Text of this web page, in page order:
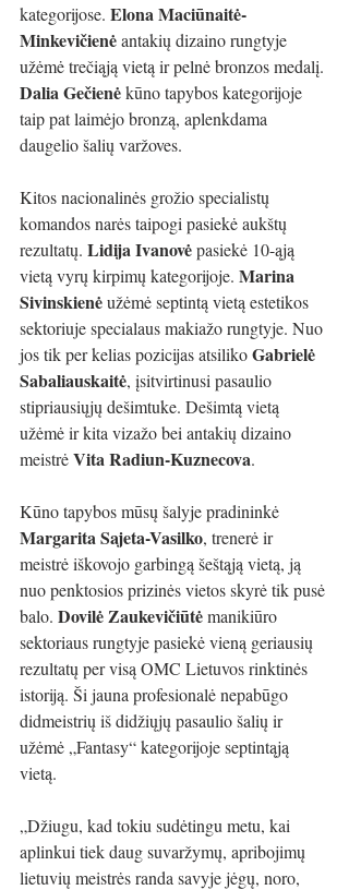
kategorijose. Elona Maciūnaitė-
Minkevičienė antakių dizaino rungtyje
užėmė trečiąją vietą ir pelnė bronzos medalį.
Dalia Gečienė kūno tapybos kategorijoje
taip pat laimėjo bronzą, aplenkdama
daugelio šalių varžoves.
Kitos nacionalinės grožio specialistų
komandos narės taipogi pasiekė aukštų
rezultatų. Lidija Ivanovė pasiekė 10-ąją
vietą vyrų kirpimų kategorijoje. Marina
Sivinskienė užėmė septintą vietą estetikos
sektoriuje specialaus makiažo rungtyje. Nuo
jos tik per kelias pozicijas atsiliko Gabrielė
Sabaliauskaitė, įsitvirtinusi pasaulio
stipriausiųjų dešimtuke. Dešimtą vietą
užėmė ir kita vizažo bei antakių dizaino
meistrė Vita Radiun-Kuznecova.
Kūno tapybos mūsų šalyje pradininkė
Margarita Sajeta-Vasilko, trenerė ir
meistrė iškovojo garbingą šeštąją vietą, ją
nuo penktosios prizinės vietos skyrė tik pusė
balo. Dovilė Zaukevičiūtė manikiūro
sektoriaus rungtyje pasiekė vieną geriausių
rezultatų per visą OMC Lietuvos rinktinės
istoriją. Ši jauna profesionalė nepabūgo
didmeistrių iš didžiųjų pasaulio šalių ir
užėmė „Fantasy“ kategorijoje septintąją
vietą.
„Džiugu, kad tokiu sudėtingu metu, kai
aplinkui tiek daug suvaržymų, apribojimų
lietuvių meistrės randa savyje jėgų, noro,